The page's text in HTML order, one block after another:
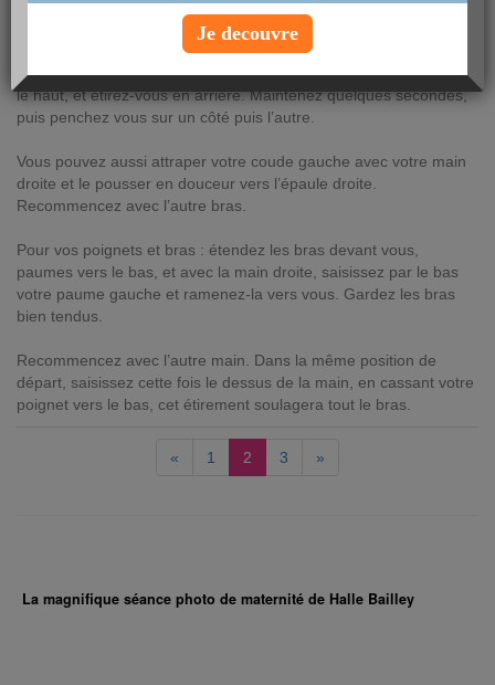
AUTEUR : Anna Montauban
vendredi 10 novembre 2017
Pour votre dos : levez les bras et croisez vos doigts, paumes vers
le haut, et étirez-vous en arrière. Maintenez quelques secondes,
puis penchez vous sur un côté puis l’autre.
Vous pouvez aussi attraper votre coude gauche avec votre main
droite et le pousser en douceur vers l’épaule droite.
Recommencez avec l’autre bras.
Pour vos poignets et bras : étendez les bras devant vous,
paumes vers le bas, et avec la main droite, saisissez par le bas
votre paume gauche et ramenez-la vers vous. Gardez les bras
bien tendus.
Recommencez avec l’autre main. Dans la même position de
départ, saisissez cette fois le dessus de la main, en cassant votre
poignet vers le bas, cet étirement soulagera tout le bras.
« 1 2 3 »
La magnifique séance photo de maternité de Halle Bailley
Je decouvre